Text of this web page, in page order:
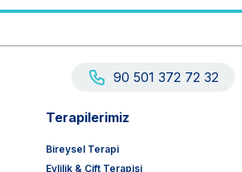
90 501 372 72 32
Terapilerimiz
Bireysel Terapi
Evlilik & Çift Terapisi